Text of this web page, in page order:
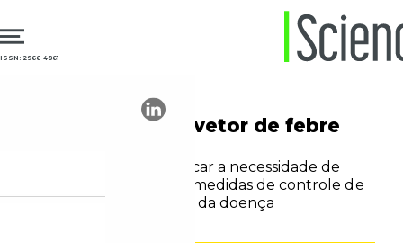
ISSN: 2966-4861
Potencial novo vetor de febre
Ferramenta pode indicar a necessidade de
ajustes na vigilância e medidas de controle de
espécies transmissoras da doença